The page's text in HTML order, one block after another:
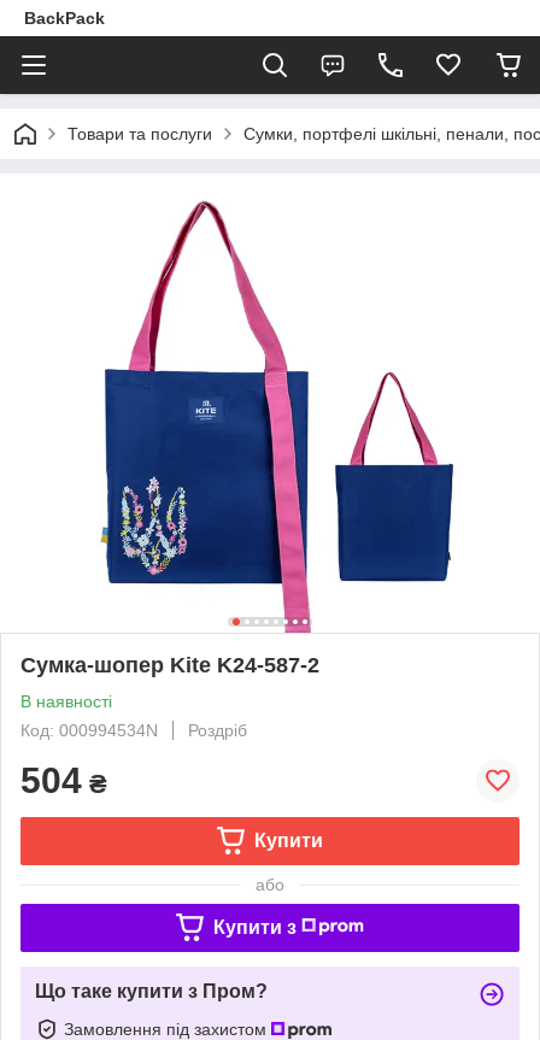
BackPack
Товари та послуги Сумки, портфелі шкільні, пенали,
Сумка-шопер Kite K24-587-2
В наявності
Код: 000994534N
Роздріб
504 ₴
Купити
або
Купити з
Що таке купити з Пром?
Замовлення під захистом